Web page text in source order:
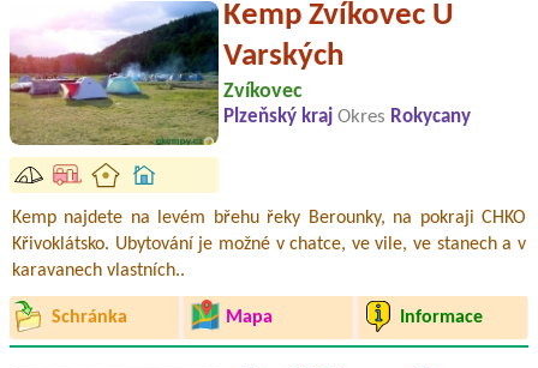
Kemp Zvíkovec U
Varských
Zvíkovec
Plzeňský kraj Okres Rokycany
Kemp najdete na levém břehu řeky Berounky, na pokraji CHKO
Křivoklátsko. Ubytování je možné v chatce, ve vile, ve stanech a v
karavanech vlastních..
Schránka Mapa Informace